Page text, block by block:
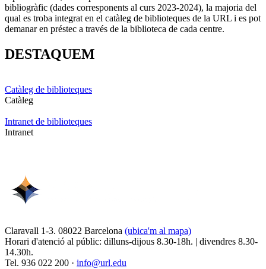
bibliogràfic (dades corresponents al curs 2023-2024), la majoria del
qual es troba integrat en el catàleg de biblioteques de la URL i es pot
demanar en préstec a través de la biblioteca de cada centre.
DESTAQUEM
Catàleg de biblioteques
Catàleg
Intranet de biblioteques
Intranet
Claravall 1-3. 08022 Barcelona (ubica'm al mapa)
Horari d'atenció al públic: dilluns-dijous 8.30-18h. | divendres 8.30-
14.30h.
Tel. 936 022 200 · info@url.edu